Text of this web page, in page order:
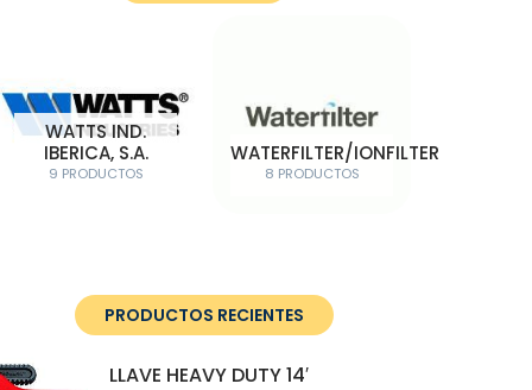
WATTS IND.
IBERICA, S.A.
9 PRODUCTOS
WATERFILTER/IONFILTER
8 PRODUCTOS
PRODUCTOS RECIENTES
LLAVE HEAVY DUTY 14′